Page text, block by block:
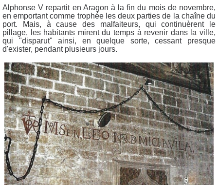
Alphonse V repartit en Aragon à la fin du mois de novembre,
en emportant comme trophée les deux parties de la chaîne du
port. Mais, à cause des malfaiteurs, qui continuèrent le
pillage, les habitants mirent du temps à revenir dans la ville,
qui "disparut" ainsi, en quelque sorte, cessant presque
d'exister, pendant plusieurs jours.